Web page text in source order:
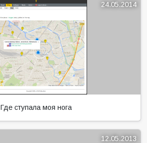
24.05.2014
Где ступала моя нога
12.05.2013